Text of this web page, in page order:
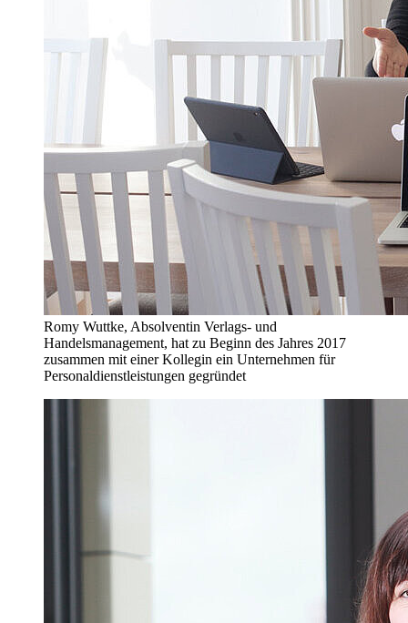
Romy Wuttke, Absolventin Verlags- und
Handelsmanagement, hat zu Beginn des Jahres 2017
zusammen mit einer Kollegin ein Unternehmen für
Personaldienstleistungen gegründet